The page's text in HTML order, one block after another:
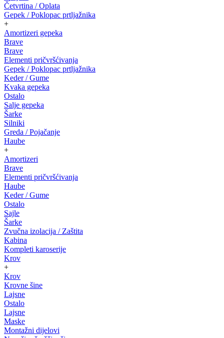
Četvrtina / Oplata
Gepek / Poklopac prtljažnika
+
Amortizeri gepeka
Brave
Brave
Elementi pričvršćivanja
Gepek / Poklopac prtljažnika
Keder / Gume
Kvaka gepeka
Ostalo
Salje gepeka
Šarke
Silniki
Greda / Pojačanje
Haube
+
Amortizeri
Brave
Elementi pričvršćivanja
Haube
Keder / Gume
Ostalo
Sajle
Šarke
Zvučna izolacija / Zaštita
Kabina
Kompleti karoserije
Krov
+
Krov
Krovne šine
Lajsne
Ostalo
Lajsne
Maske
Montažni dijelovi